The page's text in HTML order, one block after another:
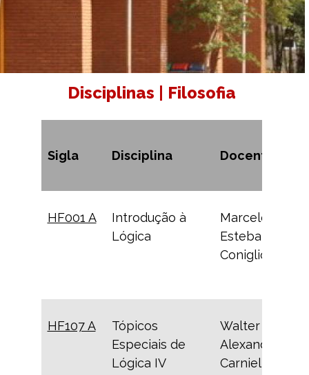
Disciplinas | Filosofia
Sigla Disciplina Docente
HF001 A
Introdução à
Lógica
Marcelo
Esteban
Coniglio
HF107 A
Tópicos
Especiais de
Lógica IV
Walter
Alexandre
Carnielli